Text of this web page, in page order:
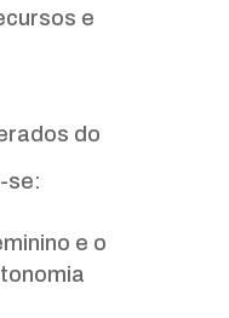
e
do
se:
e o